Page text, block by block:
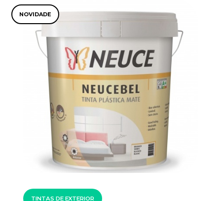
NOVIDADE
TINTAS DE EXTERIOR